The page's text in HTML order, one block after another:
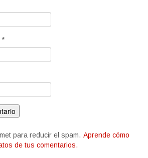
*
para reducir el spam. Aprende cómo
de tus comentarios.